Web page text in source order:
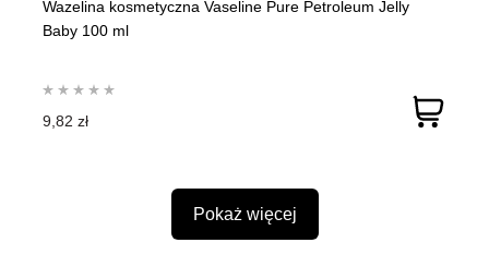
Wazelina kosmetyczna Vaseline Pure Petroleum Jelly
Baby 100 ml
9,82 zł
Pokaż więcej